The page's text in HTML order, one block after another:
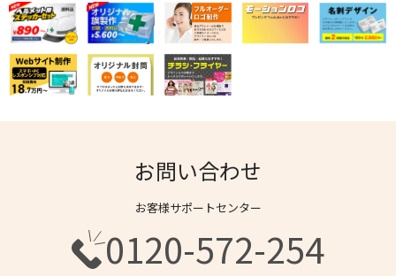
お問い合わせ
お客様サポートセンター
0120-572-254